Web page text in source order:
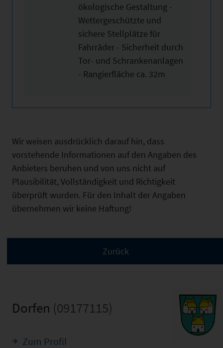
ökologische Gestaltung -
Wettergeschützte und
sichere Stellplätze für
Fahrräder - Sicherheit durch
Tor- und Schrankenanlagen
- Rangierfläche ca. 32m
Wir weisen ausdrücklich darauf hin, dass
vorstehende Informationen auf den Angaben des
Anbieters beruhen und von uns nicht auf
Plausibilität, Vollständigkeit und Richtigkeit
überprüft wurden. Für den Inhalt der Angaben
übernehmen wir keine Haftung!
Dorfen (09177115)
Zum Profil